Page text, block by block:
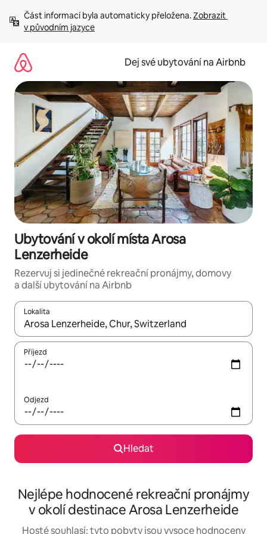
obsah
Část informací byla automaticky přeložena. Zobrazit
v původním jazyce
Dej své ubytování na Airbnb
Ubytování v okolí místa Arosa
Lenzerheide
Rezervuj si jedinečné rekreační pronájmy, domovy
a další ubytování na Airbnb
Lokalita
Až budou výsledky k dispozici, můžeš si je procházet pomocí
Příjezd
Odjezd
Hledat
Nejlépe hodnocené rekreační pronájmy
v okolí destinace Arosa Lenzerheide
Hosté souhlasí: tyto pobyty jsou vysoce hodnoceny